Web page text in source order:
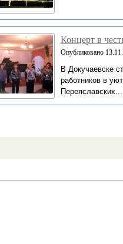
Концерт в
Опубликовано
В Докучаевске
работников в